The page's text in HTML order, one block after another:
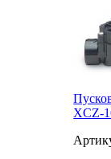
XCZ-